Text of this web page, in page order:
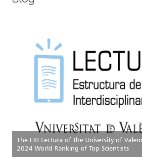
The ERI Lectura of the University of
2024 World Ranking of Top Scientists